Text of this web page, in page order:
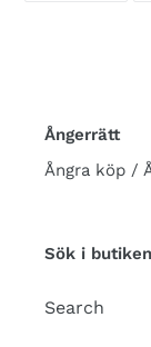
Ångerrätt
Ångra köp /
Sök i butiken
Search